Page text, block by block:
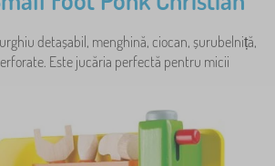
detașabil, menghină, ciocan, șurubelniță,
Este jucăria perfectă pentru micii